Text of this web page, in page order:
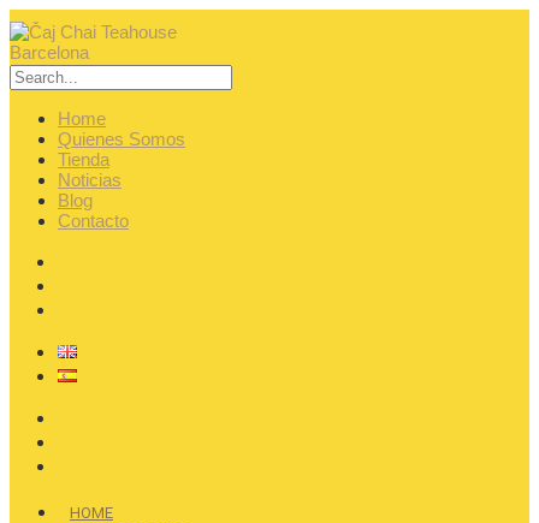
Home
Quienes Somos
Tienda
Noticias
Blog
Contacto
HOME